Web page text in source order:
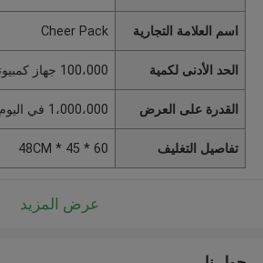
اسم العلامة التجارية Cheer Pack
الحد الأدنى لكمية 100،000 جهاز كمبيوتر شخصى
القدرة على العرض 1،000،000 في اليوم
تفاصيل التغليف 60 * 45 * 48CM
عرض المزيد